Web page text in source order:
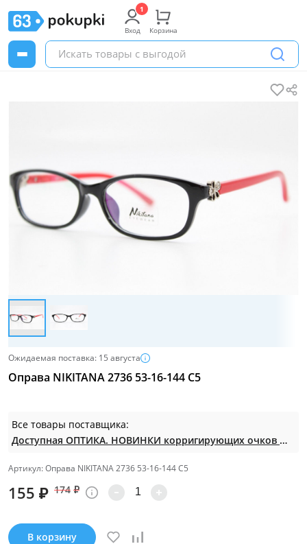
Вход Корзина
Ожидаемая поставка: 15 августа
Оправа NIKITANA 2736 53-16-144 С5
Все товары поставщика:
Доступная ОПТИКА. НОВИНКИ корригирующих очков по СУПЕР ценам. Таких нет на МП.
Артикул: Оправа NIKITANA 2736 53-16-144 С5
155 ₽ 174 ₽
В корзину